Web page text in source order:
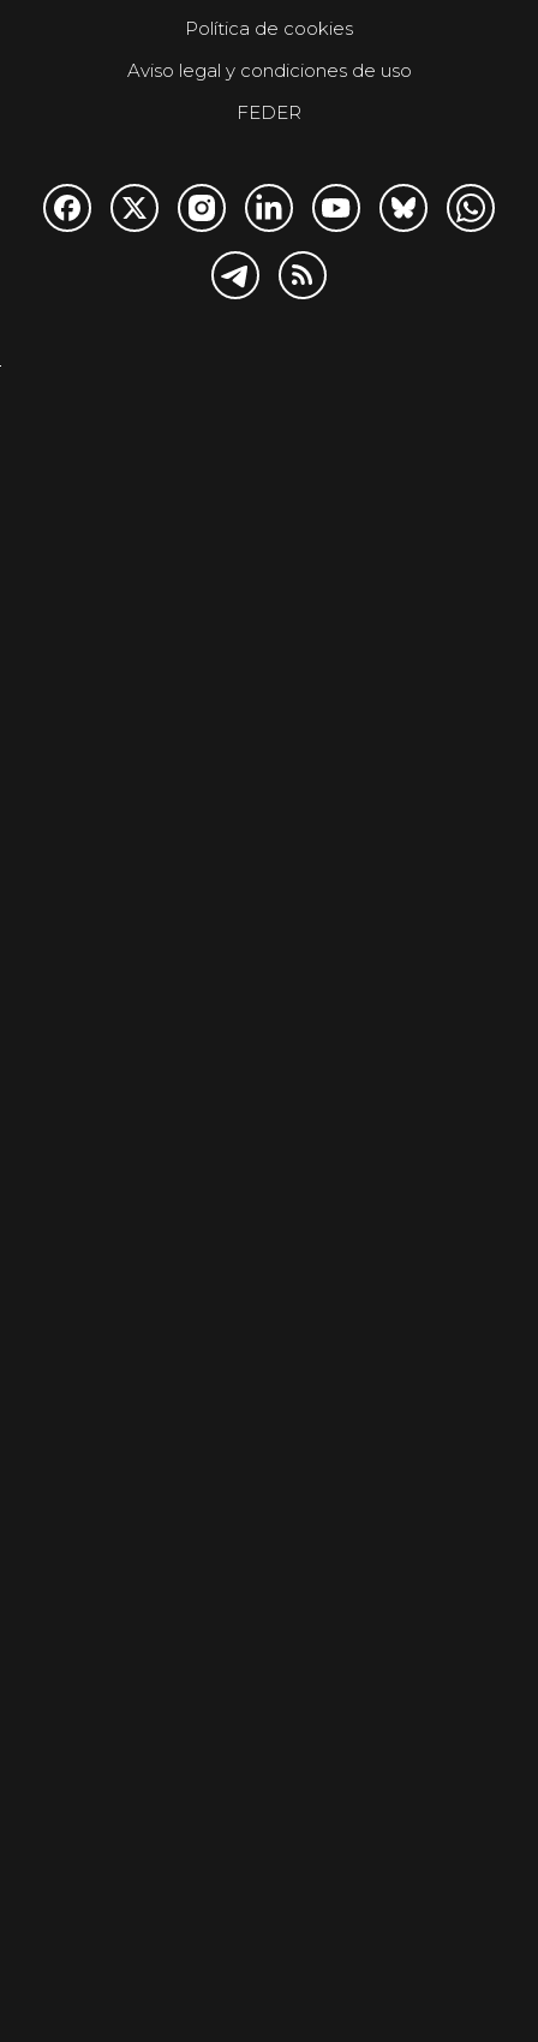
Política de cookies
Aviso legal y condiciones de uso
FEDER